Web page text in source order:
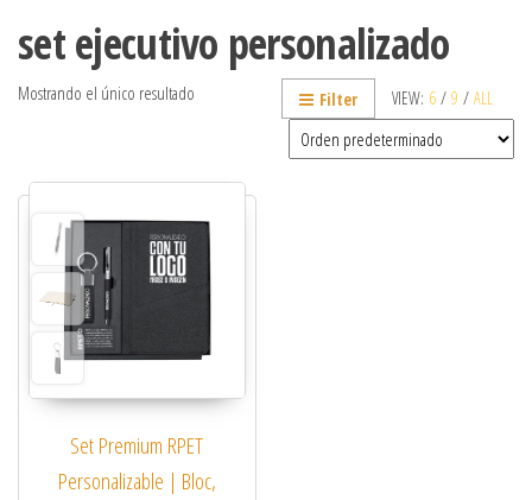
set ejecutivo personalizado
VIEW: 6 / 9 / ALL
Filter
Mostrando el único resultado
Set Premium RPET
Personalizable | Bloc,